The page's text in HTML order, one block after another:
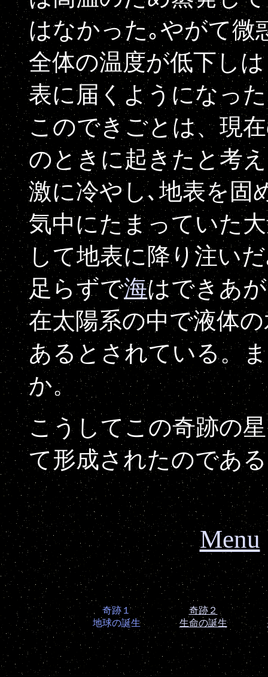
はなかった｡やがて微
全体の温度が低下し
表に届くようになっ
このできごとは、現
のときに起きたと考
激に冷やし､地表を固
気中にたまっていた
して地表に降り注い
足らずで海はできあ
在太陽系の中で液体
あるとされている。
か。
こうしてこの奇跡の
て形成されたのであ
Menu
奇跡１
地球の誕生
奇跡２
生命の誕生